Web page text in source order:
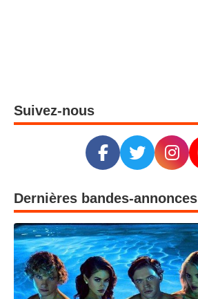
Suivez-nous
Dernières bandes-annonces